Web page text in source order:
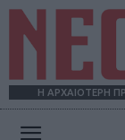
Η ΑΡΧΑΙΟΤΕΡΗ